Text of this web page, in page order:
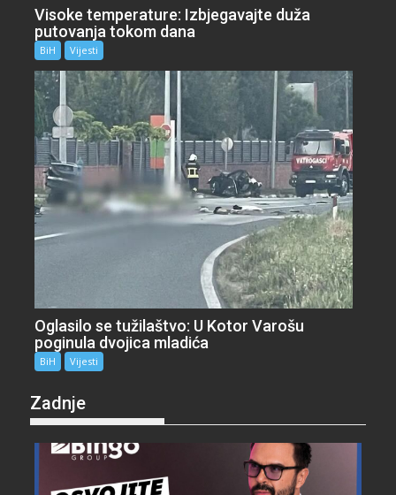
Visoke temperature: Izbjegavajte duža
putovanja tokom dana
BiH Vijesti
Oglasilo se tužilaštvo: U Kotor Varošu
poginula dvojica mladića
BiH Vijesti
Zadnje